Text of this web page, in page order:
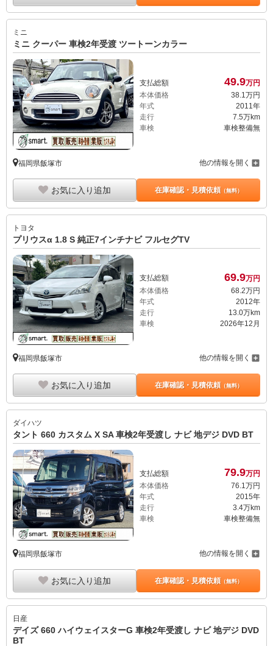
ミニ
ミニ クーパー 車検2年受渡 ツートーンカラー
支払総額 49.9万円
本体価格
38.1万円
年式
2011年
走行
7.5万km
車検
車検整備無
福岡県飯塚市 他の情報を開く
お気に入り追加 在庫確認・見積依頼（無料）
トヨタ
プリウスα 1.8 S 純正7インチナビ フルセグTV
支払総額 69.9万円
本体価格
68. 2万円
年式
2012年
走行
13.0万km
車検
2026年12月
福岡県飯塚市 他の情報を開く
お気に入り追加 在庫確認・見積依頼（無料）
ダイハツ
タント 660 カスタム X SA 車検2年受渡し ナビ 地デジ DVD BT
支払総額 79.9万円
本体価格
76.1万円
年式
2015年
走行
3.4万km
車検
車検整備無
福岡県飯塚市 他の情報を開く
お気に入り追加 在庫確認・見積依頼（無料）
日産
デイズ 660 ハイウェイスターG 車検2年受渡し ナビ 地デジ DVD
BT